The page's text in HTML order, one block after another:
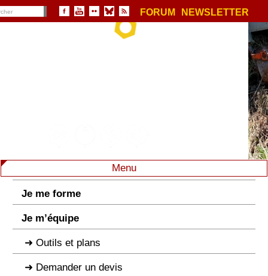
FORUM NEWSLETTER
Menu
Je me forme
Je m’équipe
Outils et plans
Demander un devis